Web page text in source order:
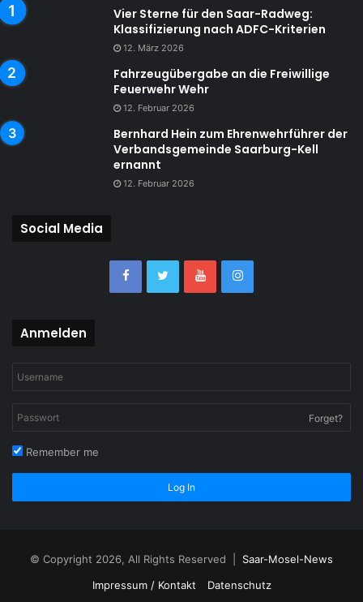
Vier Sterne für den Saar-Radweg:
Klassifizierung nach ADFC-Kriterien
12. März 2026
Fahrzeugübergabe an die Freiwillige
Feuerwehr Wehr
12. Februar 2026
Bernhard Hein zum Ehrenwehrführer der
Verbandsgemeinde Saarburg-Kell
ernannt
12. Februar 2026
Social Media
Anmelden
Forget?
Remember me
Log In
© Copyright 2026, All Rights Reserved | Saar-Mosel-News
Impressum / Kontakt
Datenschutz